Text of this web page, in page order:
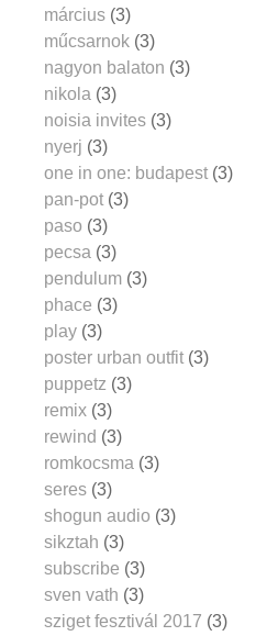
március (3)
műcsarnok (3)
nagyon balaton (3)
nikola (3)
noisia invites (3)
nyerj (3)
one in one: budapest (3)
pan-pot (3)
paso (3)
pecsa (3)
pendulum (3)
phace (3)
play (3)
poster urban outfit (3)
puppetz (3)
remix (3)
rewind (3)
romkocsma (3)
seres (3)
shogun audio (3)
sikztah (3)
subscribe (3)
sven vath (3)
sziget fesztivál 2017 (3)